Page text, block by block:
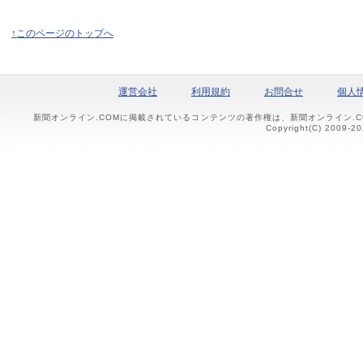
↑このページのトップへ
運営会社 利用規約 お問合せ 個人
新聞オンライン.COMに掲載されているコンテンツの著作権は、新聞オンライン
Copyright(C) 2009-